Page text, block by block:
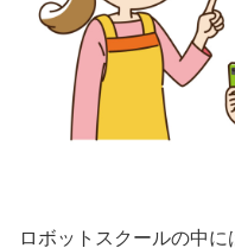
ロボットスクールの中